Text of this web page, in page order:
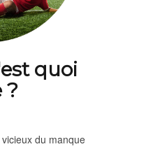
quoi
?
du manque